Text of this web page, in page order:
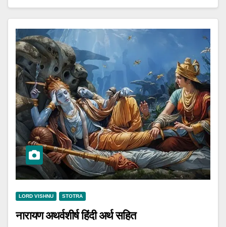
LORD VISHNU STOTRA
नारायण अथर्वशीर्ष हिंदी अर्थ सहित